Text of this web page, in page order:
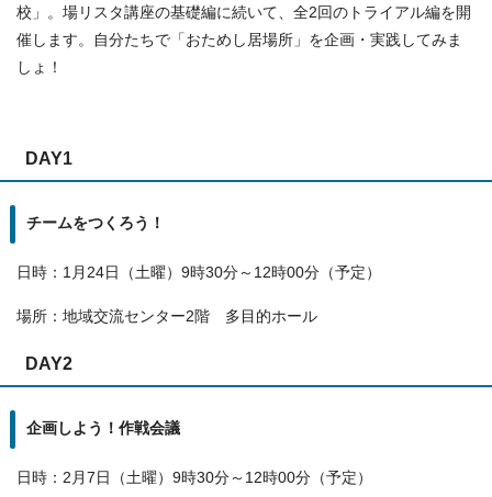
校」。場リスタ講座の基礎編に続いて、全2回のトライアル編を開
催します。自分たちで「おためし居場所」を企画・実践してみま
しょ！
DAY1
チームをつくろう！
日時：1月24日（土曜）9時30分～12時00分（予定）
場所：地域交流センター2階 多目的ホール
DAY2
企画しよう！作戦会議
日時：2月7日（土曜）9時30分～12時00分（予定）